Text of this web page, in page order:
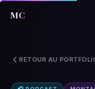
MC
RETOUR AU